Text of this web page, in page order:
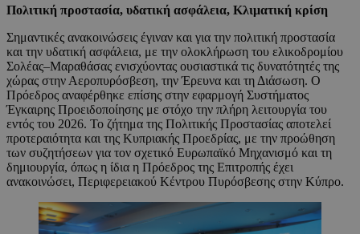
Πολιτική προστασία, υδατική ασφάλεια, Κλιματική κρίση
Σημαντικές ανακοινώσεις έγιναν και για την πολιτική προστασία
και την υδατική ασφάλεια, με την ολοκλήρωση του ελικοδρομίου
Σολέας–Μαραθάσας ενισχύοντας ουσιαστικά τις δυνατότητές της
χώρας στην Αεροπυρόσβεση, την Έρευνα και τη Διάσωση. Ο
Πρόεδρος αναφέρθηκε επίσης στην εφαρμογή Συστήματος
Έγκαιρης Προειδοποίησης με στόχο την πλήρη λειτουργία του
εντός του 2026. Το ζήτημα της Πολιτικής Προστασίας αποτελεί
προτεραιότητα και της Κυπριακής Προεδρίας, με την προώθηση
των συζητήσεων για τον σχετικό Ευρωπαϊκό Μηχανισμό και τη
δημιουργία, όπως η ίδια η Πρόεδρος της Επιτροπής έχει
ανακοινώσει, Περιφερειακού Κέντρου Πυρόσβεσης στην Κύπρο.